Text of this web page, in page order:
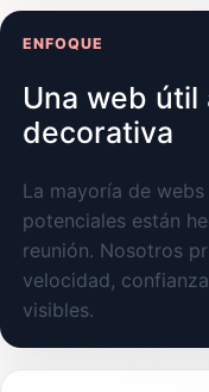
ENFOQUE
Una web útil
decorativa
La mayoría de
potenciales están
reunión. Nosotros
velocidad,
visibles.